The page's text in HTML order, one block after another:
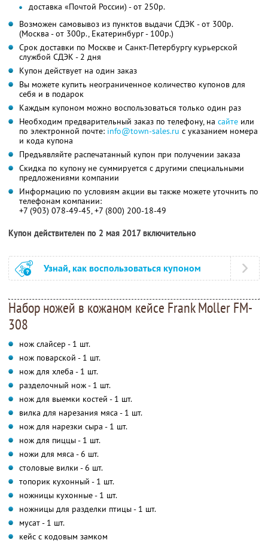
доставка «Почтой России) - от 250р.
Возможен самовывоз из пунктов выдачи СДЭК - от 300р.
(Москва - от 300р., Екатеринбург - 100р.)
Срок доставки по Москве и Санкт-Петербургу курьерской
службой СДЭК - 2 дня
Купон действует на один заказ
Вы можете купить неограниченное количество купонов для
себя и в подарок
Каждым купоном можно воспользоваться только один раз
Необходим предварительный заказ по телефону, на сайте или
по электронной почте: info@town-sales.ru с указанием номера
и кода купона
Предъявляйте распечатанный купон при получении заказа
Скидка по купону не суммируется с другими специальными
предложениями компании
Информацию по условиям акции вы также можете уточнить по
телефонам компании:
+7 (903) 078-49-45, +7 (800) 200-18-49
Купон действителен по 2 мая 2017 включительно
Узнай, как воспользоваться купоном
Набор ножей в кожаном кейсе Frank Moller FM-
308
нож слайсер - 1 шт.
нож поварской - 1 шт.
нож для хлеба - 1 шт.
разделочный нож - 1 шт.
нож для выемки костей - 1 шт.
вилка для нарезания мяса - 1 шт.
нож для нарезки сыра - 1 шт.
нож для пиццы - 1 шт.
ножи для мяса - 6 шт.
столовые вилки - 6 шт.
топорик кухонный - 1 шт.
ножницы кухонные - 1 шт.
ножницы для разделки птицы - 1 шт.
мусат - 1 шт.
кейс с кодовым замком